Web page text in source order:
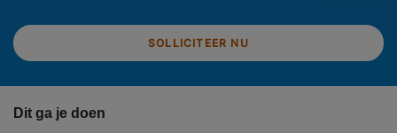
SOLLICITEER NU
Dit ga je doen